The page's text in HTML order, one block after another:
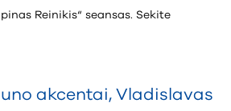
Reinikis“ seansas. Sekite
akcentai, Vladislavas